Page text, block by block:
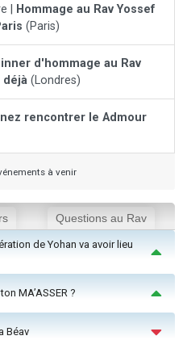
|
Hommage au Rav Yossef
(Paris)
d'hommage au Rav
déjà (Londres)
rencontrer le Admour
à venir
Questions au Rav
de Yohan va avoir lieu
MA’ASSER ?
Béav